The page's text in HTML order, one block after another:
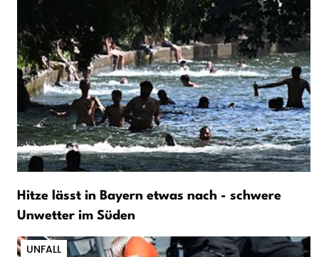
Hitze lässt in Bayern etwas nach - schwere
Unwetter im Süden
UNFALL